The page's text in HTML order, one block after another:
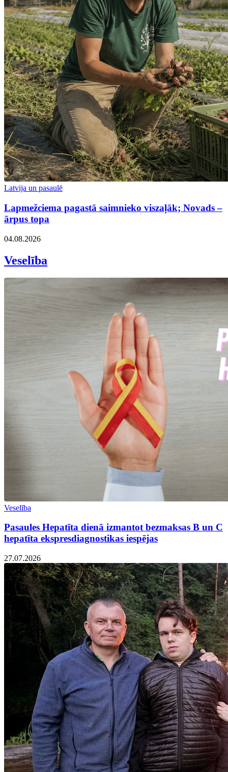
Latvija un pasaulē
Lapmežciema pagastā saimnieko viszaļāk; Novads –
ārpus topa
04.08.2026
Veselība
Veselība
Pasaules Hepatīta dienā izmantot bezmaksas B un C
hepatīta ekspresdiagnostikas iespējas
27.07.2026